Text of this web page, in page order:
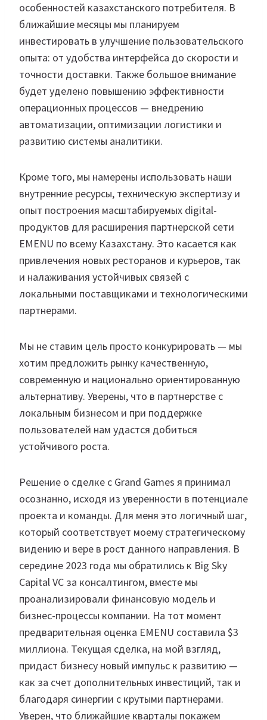
особенностей казахстанского потребителя. В
ближайшие месяцы мы планируем
инвестировать в улучшение пользовательского
опыта: от удобства интерфейса до скорости и
точности доставки. Также большое внимание
будет уделено повышению эффективности
операционных процессов — внедрению
автоматизации, оптимизации логистики и
развитию системы аналитики.
Кроме того, мы намерены использовать наши
внутренние ресурсы, техническую экспертизу и
опыт построения масштабируемых digital-
продуктов для расширения партнерской сети
EMENU по всему Казахстану. Это касается как
привлечения новых ресторанов и курьеров, так
и налаживания устойчивых связей с
локальными поставщиками и технологическими
партнерами.
Мы не ставим цель просто конкурировать — мы
хотим предложить рынку качественную,
современную и национально ориентированную
альтернативу. Уверены, что в партнерстве с
локальным бизнесом и при поддержке
пользователей нам удастся добиться
устойчивого роста.
Решение о сделке с Grand Games я принимал
осознанно, исходя из уверенности в потенциале
проекта и команды. Для меня это логичный шаг,
который соответствует моему стратегическому
видению и вере в рост данного направления. В
середине 2023 года мы обратились к Big Sky
Capital VC за консалтингом, вместе мы
проанализировали финансовую модель и
бизнес-процессы компании. На тот момент
предварительная оценка EMENU составила $3
миллиона. Текущая сделка, на мой взгляд,
придаст бизнесу новый импульс к развитию —
как за счет дополнительных инвестиций, так и
благодаря синергии с крутыми партнерами.
Уверен, что ближайшие кварталы покажем